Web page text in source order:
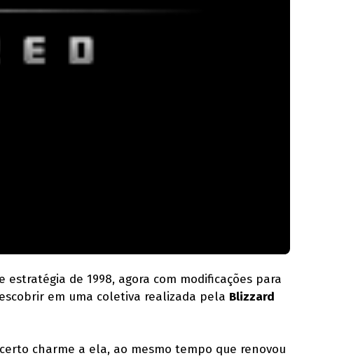
estratégia de 1998, agora com modificações para
em uma coletiva realizada pela Blizzard
charme a ela, ao mesmo tempo que renovou